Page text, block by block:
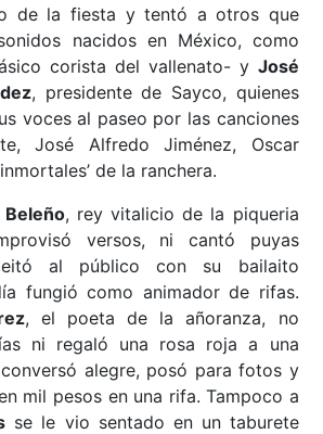
de la fiesta y tentó a otros que
nacidos en México, como
corista del vallenato- y José
, presidente de Sayco, quienes
voces al paseo por las canciones
José Alfredo Jiménez, Oscar
de la ranchera.
, rey vitalicio de la piqueria
versos, ni cantó puyas
al público con su bailaito
fungió como animador de rifas.
, el poeta de la añoranza, no
ni regaló una rosa roja a una
alegre, posó para fotos y
mil pesos en una rifa. Tampoco a
se le vio sentado en un taburete